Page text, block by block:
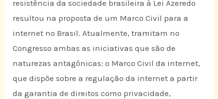
resistência da sociedade brasileira à Lei Azeredo
resultou na proposta de um Marco Civil para a
internet no Brasil. Atualmente, tramitam no
Congresso ambas as iniciativas que são de
naturezas antagônicas: o Marco Civil da internet,
que dispõe sobre a regulação da internet a partir
da garantia de direitos como privacidade,